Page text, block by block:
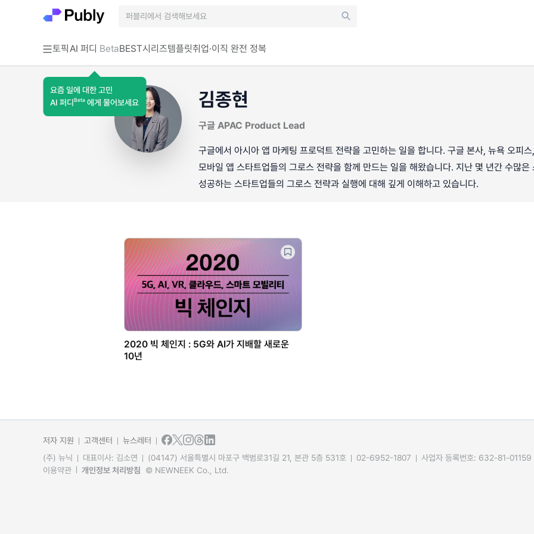
토픽AI 퍼디 Beta
요즘 일에 대한 고민
AI 퍼디 Beta 에게 물어보세요
BEST시리즈템플릿취업·이직 완전 정복
김종현
구글 APAC Product Lead
구글에서 아시아 앱 마케팅 프로덕트 전략을 고민하는 일을 합니다. 구글 본사, 뉴욕 오피
모바일 앱 스타트업들의 그로스 전략을 함께 만드는 일을 해왔습니다. 지난 몇 년간 수많은
성공하는 스타트업들의 그로스 전략과 실행에 대해 깊게 이해하고 있습니다.
2020 빅 체인지 : 5G와 AI가 지배할 새로운
10년
저자 지원 고객센터
뉴스레터
(주) 뉴닉
대표이사: 김소연 (04147) 서울특별시 마포구 백범로31길 21, 본관 5층 531호 02-6952-1807 사업자 등록번호: 632-81-01159
이용약관
개인정보 처리방침 © NEWNEEK Co., Ltd.